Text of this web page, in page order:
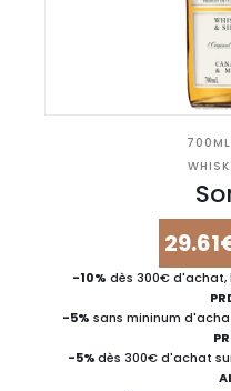
-10% dès 300€ d'achat,
-5% sans mininum
-5%dès 300€ d'achat